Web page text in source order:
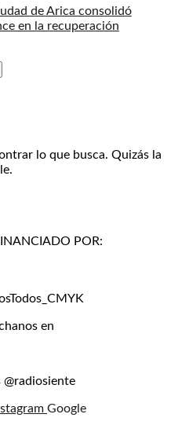
de Arica consolidó
en la recuperación
lo que busca. Quizás la
POR:
en
@radiosiente
Google